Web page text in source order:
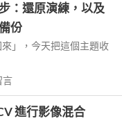
：還原演練，以及
份
」，今天把這個主題收
言
進行影像混合